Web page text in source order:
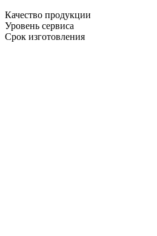
Качество продукции
Уровень сервиса
Срок изготовления